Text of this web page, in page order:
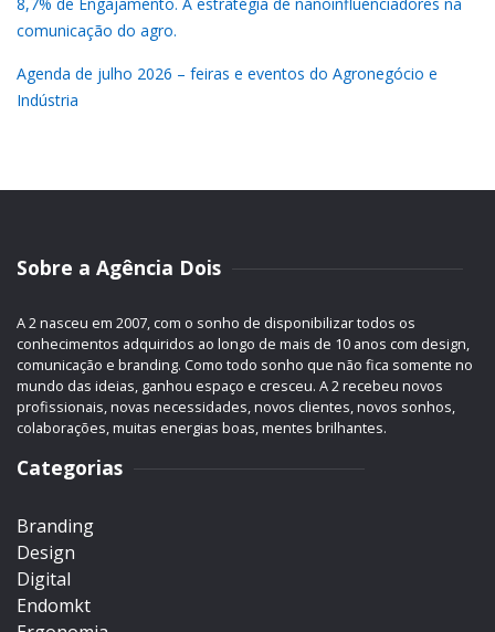
comunicação do agro.
Agenda de julho 2026 – feiras e eventos do Agronegócio e
Indústria
Sobre a Agência Dois
A 2 nasceu em 2007, com o sonho de disponibilizar todos os
conhecimentos adquiridos ao longo de mais de 10 anos com design,
comunicação e branding. Como todo sonho que não fica somente no
mundo das ideias, ganhou espaço e cresceu. A 2 recebeu novos
profissionais, novas necessidades, novos clientes, novos sonhos,
colaborações, muitas energias boas, mentes brilhantes.
Categorias
Branding
Design
Digital
Endomkt